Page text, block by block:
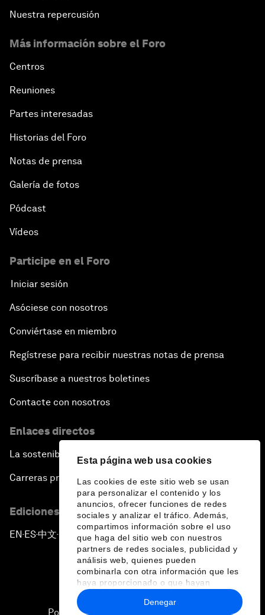
Esta página web usa cookies
Las cookies de este sitio web se usan
para personalizar el contenido y los
anuncios, ofrecer funciones de redes
sociales y analizar el tráfico. Además,
compartimos información sobre el uso
que haga del sitio web con nuestros
partners de redes sociales, publicidad y
análisis web, quienes pueden
combinarla con otra información que les
haya proporcionado o que hayan
recopilado a partir del uso que haya
hecho de sus servicios.
Denegar
Nuestra repercusión
Más información sobre el Foro
Centros
Reuniones
Partes interesadas
Historias del Foro
Notas de prensa
Galería de fotos
Pódcast
Vídeos
Participe en el Foro
Iniciar sesión
Asóciese con nosotros
Conviértase en miembro
Regístrese para recibir nuestras notas de prensa
Suscríbase a nuestros boletines
Contacte con nosotros
Enlaces directos
La sostenibilidad en el Foro
Carreras profesionales
Ediciones en otros idiomas
EN ▪ES▪中文▪ 日本語
Política de privacidad y normas de uso